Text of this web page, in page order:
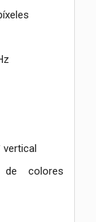
vertical
colores